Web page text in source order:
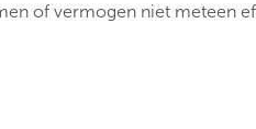
of vermogen niet meteen